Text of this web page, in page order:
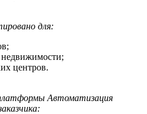
для:
центров.
Автоматизация